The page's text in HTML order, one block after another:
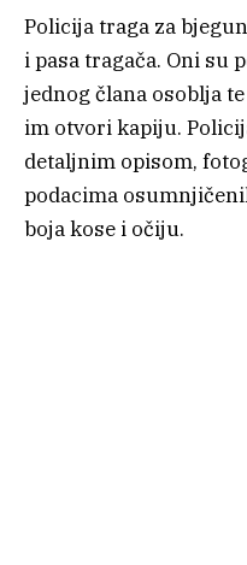
Policija traga za
i pasa tragača. Oni su
jednog člana osoblja
im otvori kapiju.
detaljnim opisom,
podacima
boja kose i očiju.